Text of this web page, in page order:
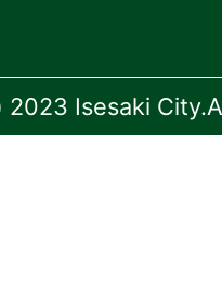
Isesaki